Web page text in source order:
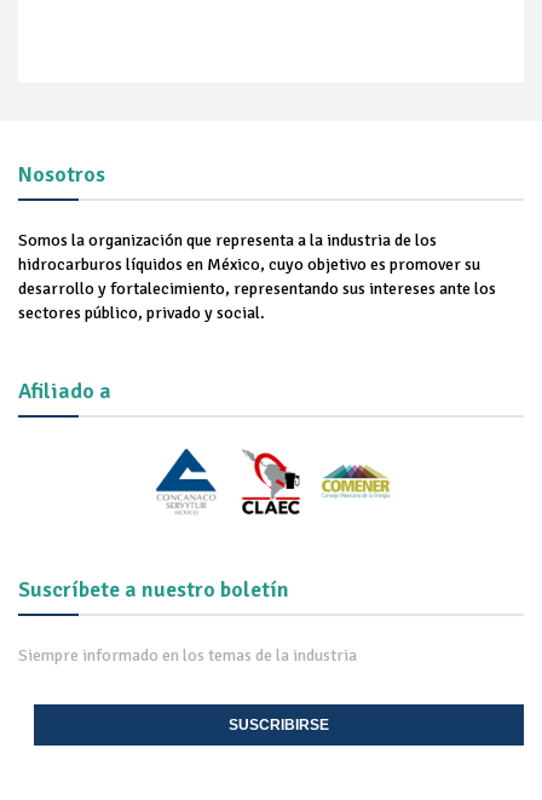
Nosotros
Somos la organización que representa a la industria de los
hidrocarburos líquidos en México, cuyo objetivo es promover su
desarrollo y fortalecimiento, representando sus intereses ante los
sectores público, privado y social.
Afiliado a
Suscríbete a nuestro boletín
Siempre informado en los temas de la industria
SUSCRIBIRSE